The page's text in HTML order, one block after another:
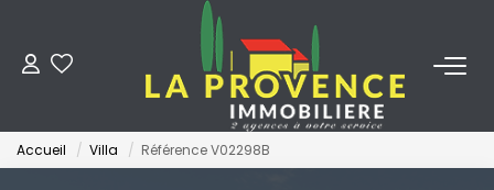
ACHETER
LOUER
Accueil Villa Référence V02298B